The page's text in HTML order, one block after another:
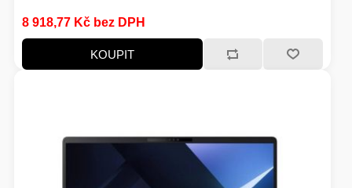
HERNÍ SVĚT
KONVERTORY
ŽEHLIČKY
TDP:15; Model grafické karty:AMD Radeon; Velikost paměti
RAM (GB):8; Typ panelu:IPS; Úhlopříčka displeje ("):15.6;
Rozlišení displeje:1920x1080 (Full HD)
8 918,77 Kč bez DPH
KOUPIT